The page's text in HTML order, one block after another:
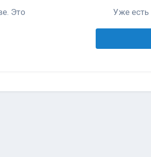
Это
Уже есть